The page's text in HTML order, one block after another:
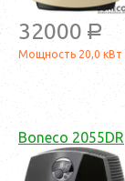
32000 a
Мощность 20,0 кВт
Boneco 2055DR